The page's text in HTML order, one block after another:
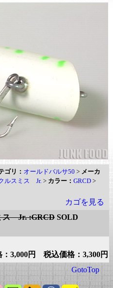
ゴリ： オールドバルサ50 > メーカ
ルスミス Jr. > カラー： GRCD >
カゴを見る
ス Jr. :GRCD SOLD
：3,000円 税込価格：3,300円
GotoTop